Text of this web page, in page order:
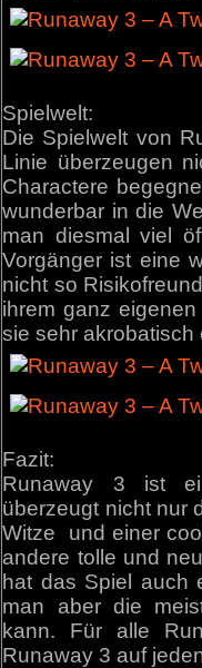
Spielwelt:
Die Spielwelt von
Linie überzeugen
Charactere
wunderbar in die
man diesmal viel
Vorgänger ist eine
nicht so
ihrem ganz
sie sehr akrobatisch
Fazit:
Runaway 3 ist
überzeugt nicht nur
Witze und einer
andere tolle und
hat das Spiel auch
man aber die
kann. Für alle
Runaway 3 auf